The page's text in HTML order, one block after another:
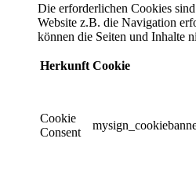
Die erforderlichen Cookies
Website z.B. die Navigation
können die Seiten und Inhalte
Herkunft Cookie
Cookie
Consent